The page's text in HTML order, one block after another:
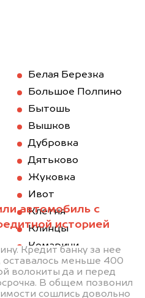
автомобиль с
историей
Кредит банку за нее
оставалось меньше 400
волокиты да и перед
В общем позвонил
сошлись довольно
Белая Березка
Большое Полпино
Бытошь
Вышков
Дубровка
Дятьково
Жуковка
Ивот
Клетня
Клинцы
Комаричи
Локоть
Навля